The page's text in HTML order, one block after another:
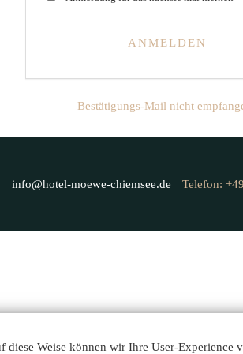
ANMELDEN
Bestätigungs-Mail nicht
info@hotel-moewe-chiemsee.de Telefon:
Weise können wir Ihre User-